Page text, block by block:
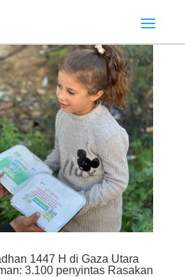
1447 H di Gaza Utara
3.100 penyintas Rasakan